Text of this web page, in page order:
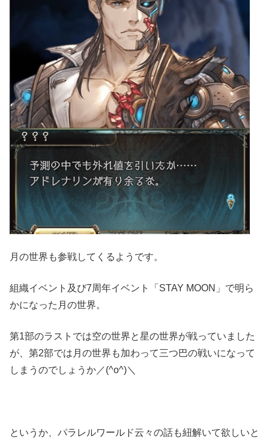
月の世界も参戦してくるようです。
組織イベント及び7周年イベント「STAY MOON」で明ら
かになった月の世界。
第1部のラストでは空の世界と星の世界が戦っていました
が、第2部では月の世界も加わって三つ巴の戦いになって
しまうのでしょうか／(^o^)＼
というか、パラレルワールド云々の話も紐解いて欲しいと